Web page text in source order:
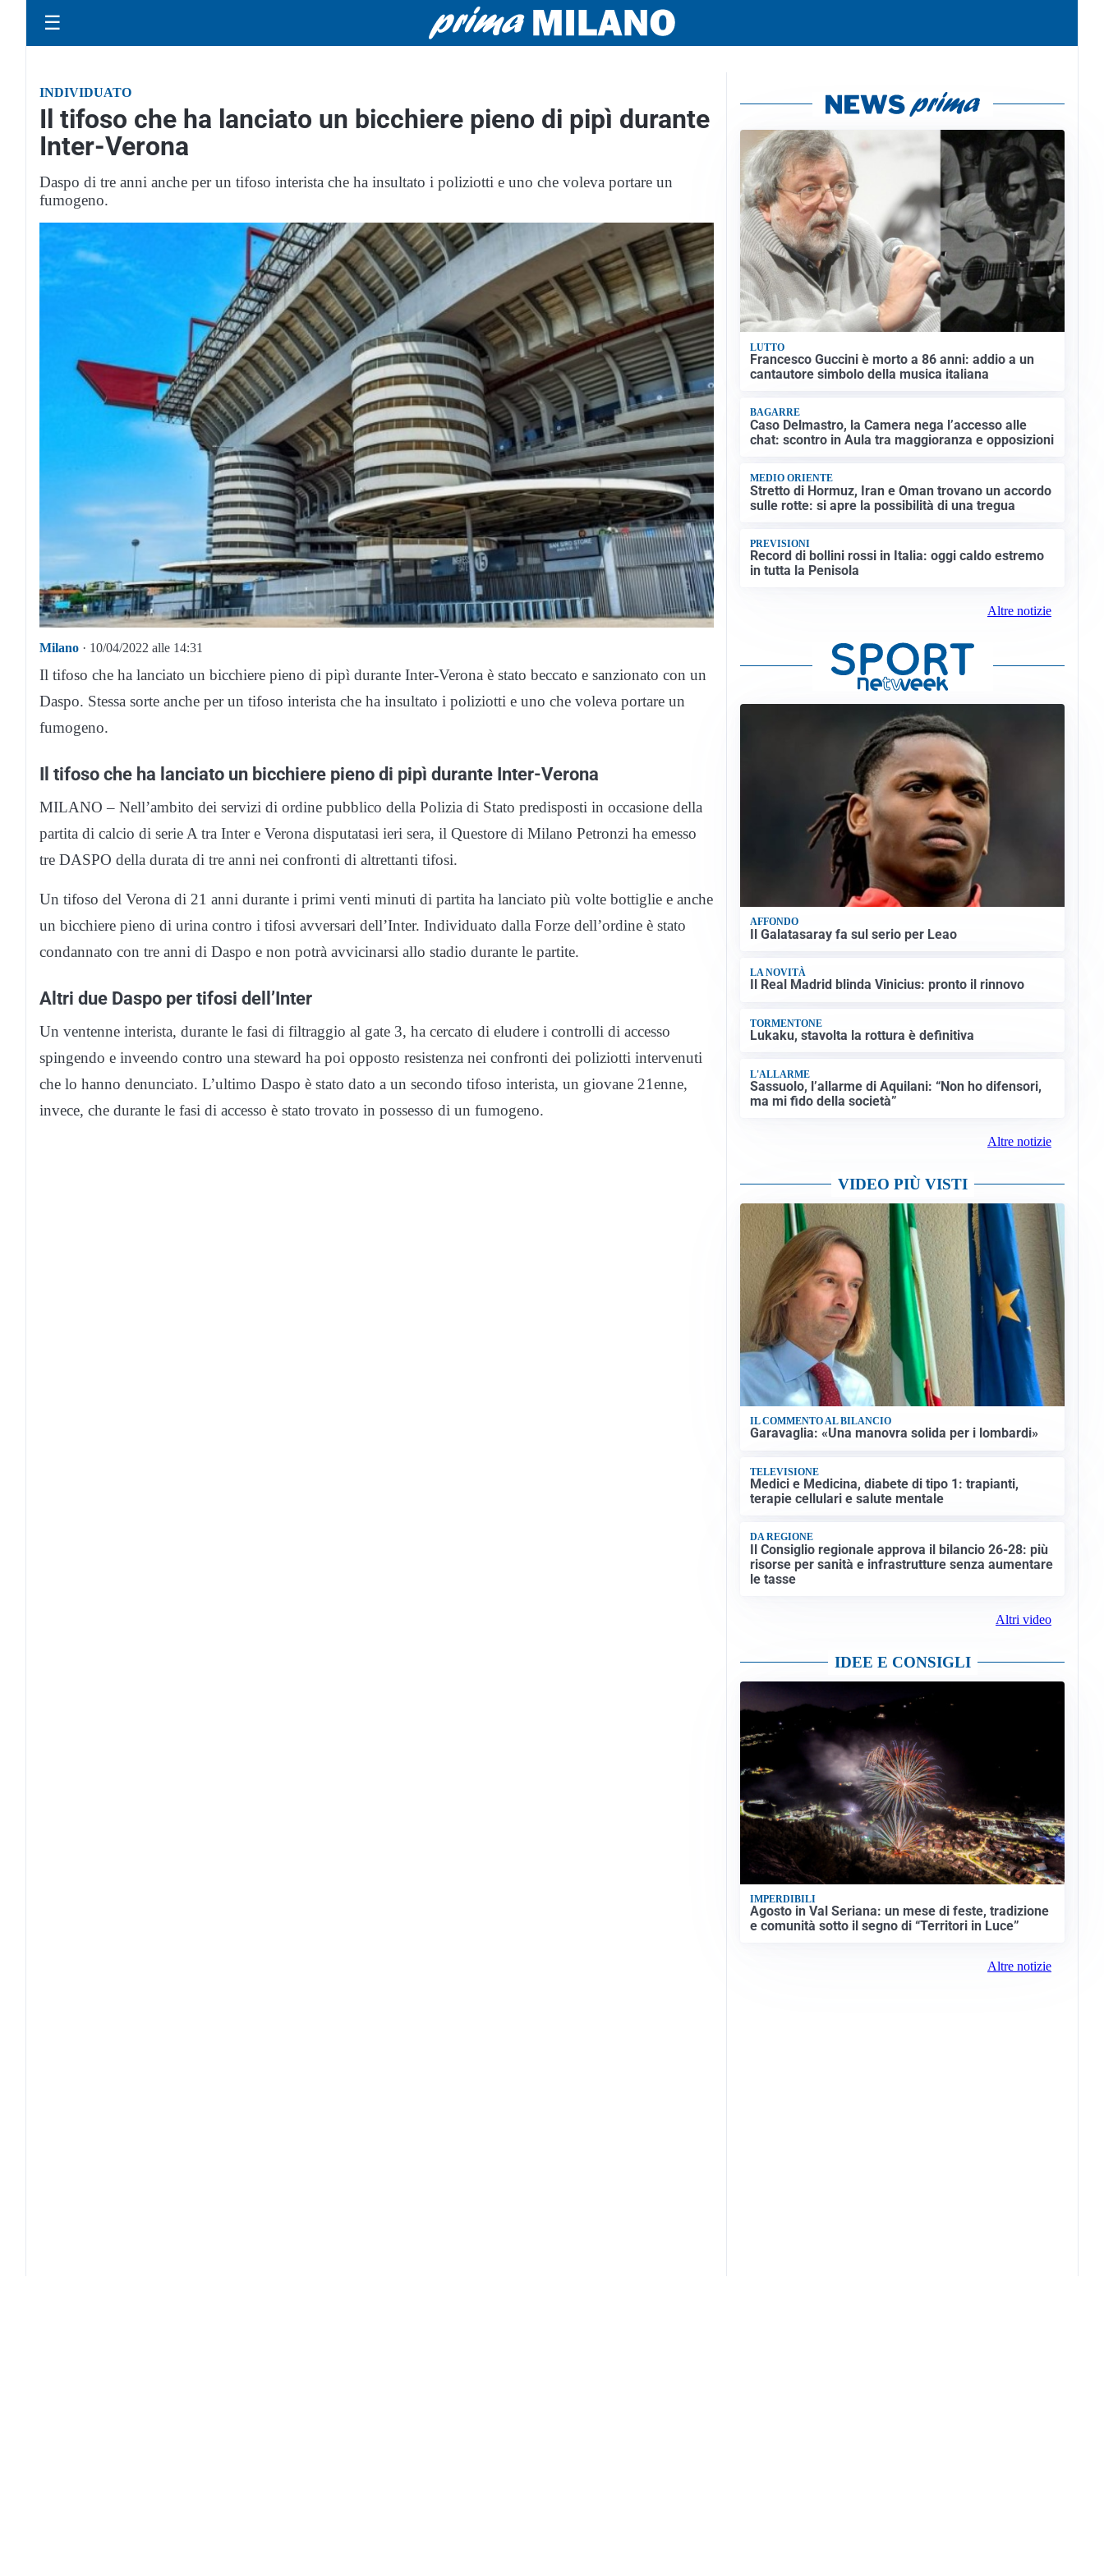
☰
INDIVIDUATO
Il tifoso che ha lanciato un bicchiere pieno di pipì durante
Inter-Verona
Daspo di tre anni anche per un tifoso interista che ha insultato i poliziotti e uno che voleva portare un
fumogeno.
Milano · 10/04/2022 alle 14:31
Il tifoso che ha lanciato un bicchiere pieno di pipì durante Inter-Verona è stato beccato e sanzionato con un
Daspo. Stessa sorte anche per un tifoso interista che ha insultato i poliziotti e uno che voleva portare un
fumogeno.
Il tifoso che ha lanciato un bicchiere pieno di pipì durante Inter-Verona
MILANO – Nell’ambito dei servizi di ordine pubblico della Polizia di Stato predisposti in occasione della
partita di calcio di serie A tra Inter e Verona disputatasi ieri sera, il Questore di Milano Petronzi ha emesso
tre DASPO della durata di tre anni nei confronti di altrettanti tifosi.
Un tifoso del Verona di 21 anni durante i primi venti minuti di partita ha lanciato più volte bottiglie e anche
un bicchiere pieno di urina contro i tifosi avversari dell’Inter. Individuato dalla Forze dell’ordine è stato
condannato con tre anni di Daspo e non potrà avvicinarsi allo stadio durante le partite.
Altri due Daspo per tifosi dell’Inter
Un ventenne interista, durante le fasi di filtraggio al gate 3, ha cercato di eludere i controlli di accesso
spingendo e inveendo contro una steward ha poi opposto resistenza nei confronti dei poliziotti intervenuti
che lo hanno denunciato. L’ultimo Daspo è stato dato a un secondo tifoso interista, un giovane 21enne,
invece, che durante le fasi di accesso è stato trovato in possesso di un fumogeno.
LUTTO
Francesco Guccini è morto a 86 anni: addio a un
cantautore simbolo della musica italiana
BAGARRE
Caso Delmastro, la Camera nega l’accesso alle
chat: scontro in Aula tra maggioranza e opposizioni
MEDIO ORIENTE
Stretto di Hormuz, Iran e Oman trovano un accordo
sulle rotte: si apre la possibilità di una tregua
PREVISIONI
Record di bollini rossi in Italia: oggi caldo estremo
in tutta la Penisola
Altre notizie
AFFONDO
Il Galatasaray fa sul serio per Leao
LA NOVITÀ
Il Real Madrid blinda Vinicius: pronto il rinnovo
TORMENTONE
Lukaku, stavolta la rottura è definitiva
L'ALLARME
Sassuolo, l’allarme di Aquilani: “Non ho difensori,
ma mi fido della società”
Altre notizie
VIDEO PIÙ VISTI
IL COMMENTO AL BILANCIO
Garavaglia: «Una manovra solida per i lombardi»
TELEVISIONE
Medici e Medicina, diabete di tipo 1: trapianti,
terapie cellulari e salute mentale
DA REGIONE
Il Consiglio regionale approva il bilancio 26-28: più
risorse per sanità e infrastrutture senza aumentare
le tasse
Altri video
IDEE E CONSIGLI
IMPERDIBILI
Agosto in Val Seriana: un mese di feste, tradizione
e comunità sotto il segno di “Territori in Luce”
Altre notizie